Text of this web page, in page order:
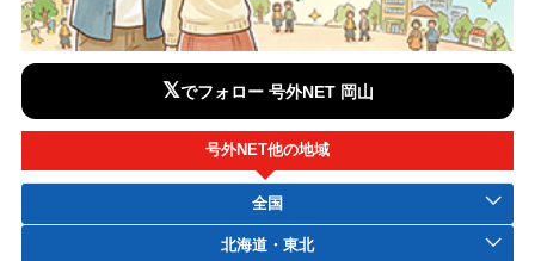
𝕏でフォロー 号外NET 岡山
号外NET他の地域
全国
北海道・東北